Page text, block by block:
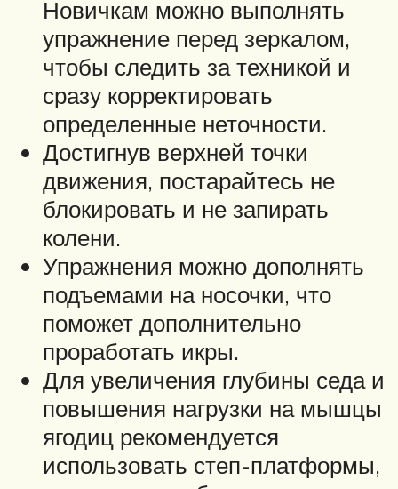
Новичкам можно выполнять
упражнение перед зеркалом,
чтобы следить за техникой и
сразу корректировать
определенные неточности.
Достигнув верхней точки
движения, постарайтесь не
блокировать и не запирать
колени.
Упражнения можно дополнять
подъемами на носочки, что
поможет дополнительно
проработать икры.
Для увеличения глубины седа и
повышения нагрузки на мышцы
ягодиц рекомендуется
использовать степ-платформы,